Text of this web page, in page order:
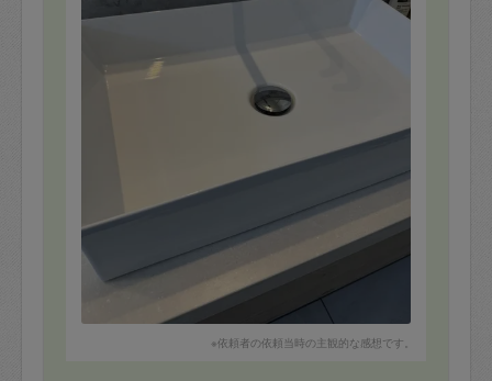
とても細やかにしてくださったので、キッチンや洗面
ありがとうございました！
※依頼者の依頼当時の主観的な感想です。